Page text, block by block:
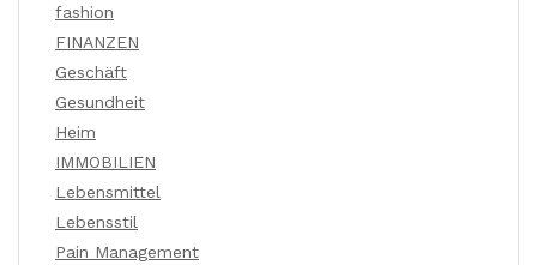
fashion
FINANZEN
Geschäft
Gesundheit
Heim
IMMOBILIEN
Lebensmittel
Lebensstil
Pain Management